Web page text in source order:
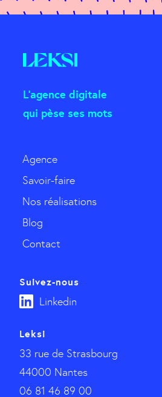
L'agence digitale
qui pèse ses mots
Agence
Savoir-faire
Nos réalisations
Blog
Contact
Suivez-nous
Linkedin
Leksi
33 rue de Strasbourg
44000 Nantes
06 81 46 89 00